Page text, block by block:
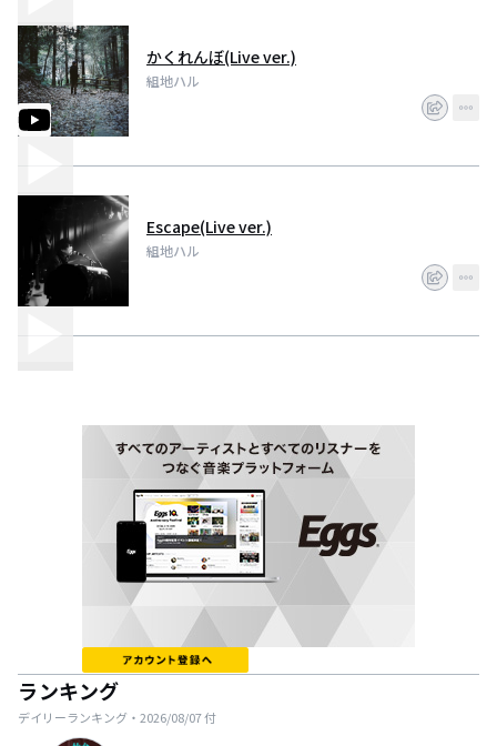
かくれんぼ(Live ver.)
組地ハル
Escape(Live ver.)
組地ハル
ランキング
デイリーランキング・ 2026/08/07付